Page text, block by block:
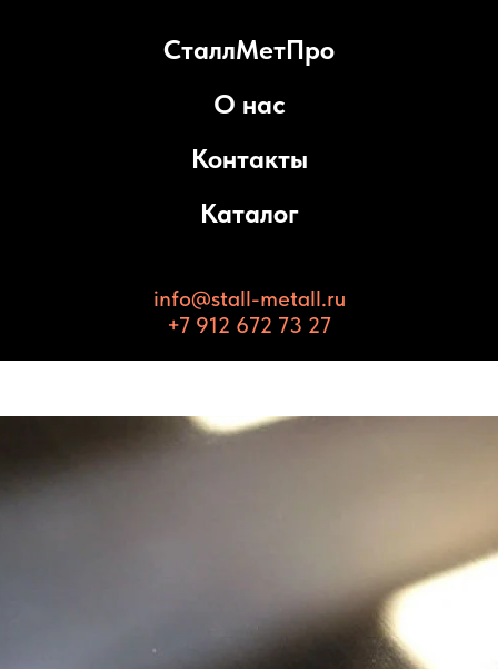
СталлМетПро
О нас
Контакты
Каталог
info@stall-metall.ru
+7 912 672 73 27